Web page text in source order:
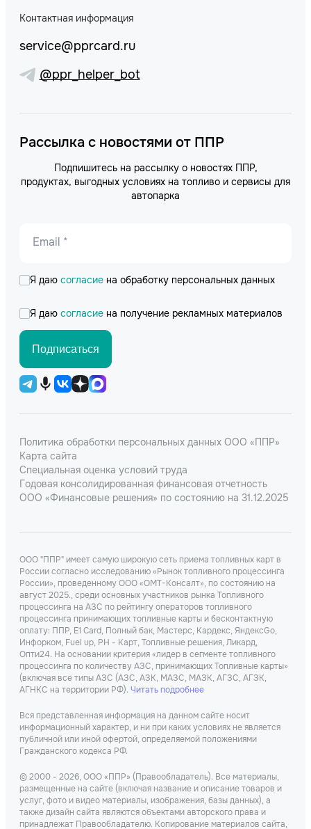
Контактная информация
service@pprcard.ru
@ppr_helper_bot
Рассылка с новостями от ППР
Подпишитесь на рассылку о новостях ППР,
продуктах, выгодных условиях на топливо и сервисы для
автопарка
Email *
Я даю согласие на обработку персональных данных
Я даю согласие на получение рекламных материалов
Подписаться
Политика обработки персональных данных ООО «ППР»
Карта сайта
Специальная оценка условий труда
Годовая консолидированная финансовая отчетность
ООО «Финансовые решения» по состоянию на 31.12.2025
ООО "ППР" имеет самую широкую сеть приема топливных карт в
России согласно исследованию «Рынок топливного процессинга
России», проведенному ООО «ОМТ-Консалт», по состоянию на
август 2025., среди основных участников рынка Топливного
процессинга на АЗС по рейтингу операторов топливного
процессинга принимающих топливные карты и бесконтактную
оплату: ППР, Е1 Card, Полный бак, Мастерс, Кардекс, ЯндексGo,
Инфорком, Fuel up, РН - Карт, Топливные решения, Ликард,
Опти24. На основании критерия «лидер в сегменте топливного
процессинга по количеству АЗС, принимающих Топливные карты»
(включая все типы АЗС (АЗС, АЗК, МАЗС, МАЗК, АГЗС, АГЗК,
АГНКС на территории РФ). Читать подробнее
Вся представленная информация на данном сайте носит
информационный характер, и ни при каких условиях не является
публичной или иной офертой, определяемой положениями
Гражданского кодекса РФ.
© 2000 - 2026, ООО «ППР» (Правообладатель). Все материалы,
размещенные на сайте (включая название и описание товаров и
услуг, фото и видео материалы, изображения, базы данных), а
также дизайн сайта являются объектами авторского права и
принадлежат Правообладателю. Копирование материалов сайта,